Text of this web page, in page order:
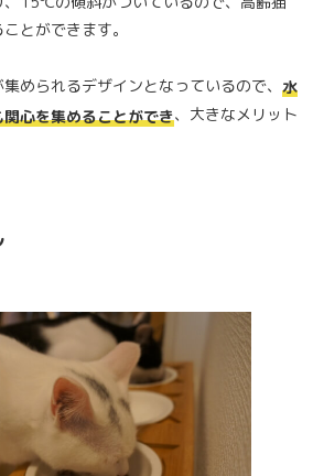
とができます。
められるデザインとなっているので、 水
心を集めることができ、大きなメリット